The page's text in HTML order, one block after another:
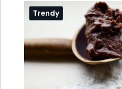
Trendy